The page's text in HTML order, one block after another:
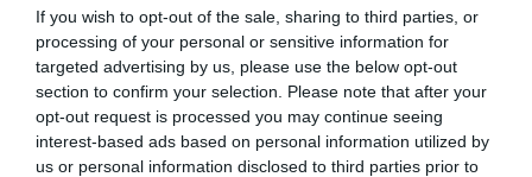
If you wish to opt-out of the sale, sharing to third parties, or
processing of your personal or sensitive information for
targeted advertising by us, please use the below opt-out
section to confirm your selection. Please note that after your
opt-out request is processed you may continue seeing
interest-based ads based on personal information utilized by
us or personal information disclosed to third parties prior to
Además, se ha puesto de manifiesto cómo
Extremadura es buen ejemplo de la aportación
asistencial de la farmacia comunitariacomo una
infraestructura sanitaria cercana y accesible a los
ciudadanos y su participación en diversos proyectos con
gran impacto en la salud de la población. Uno de ellos